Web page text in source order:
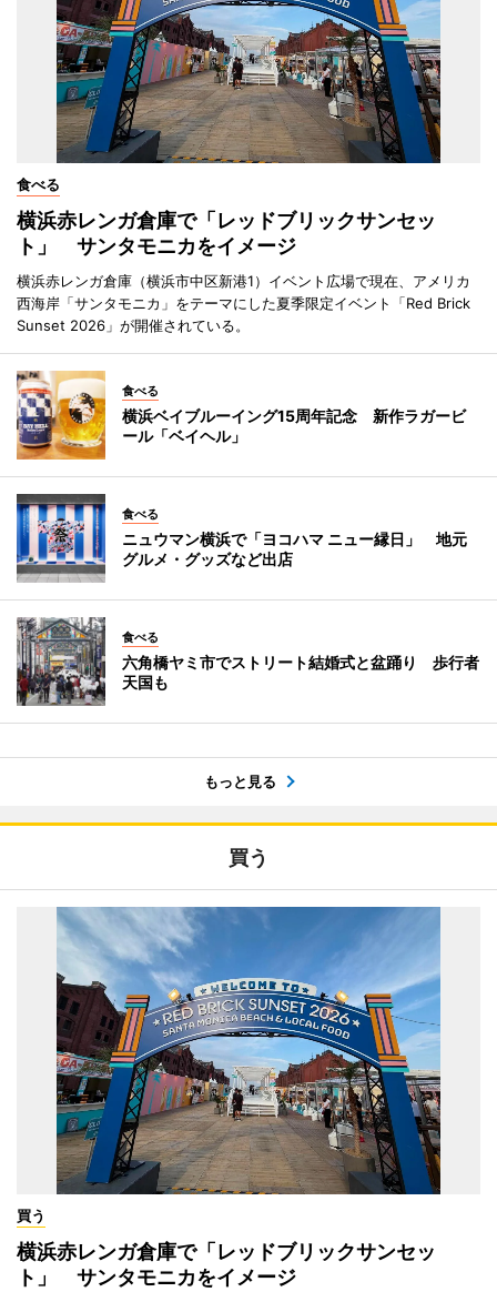
食べる
横浜赤レンガ倉庫で「レッドブリックサンセッ
ト」 サンタモニカをイメージ
横浜赤レンガ倉庫（横浜市中区新港1）イベント広場で現在、アメリカ
西海岸「サンタモニカ」をテーマにした夏季限定イベント「Red Brick
Sunset 2026」が開催されている。
食べる
横浜ベイブルーイング15周年記念 新作ラガービ
ール「ベイヘル」
食べる
ニュウマン横浜で「ヨコハマ ニュー縁日」 地元
グルメ・グッズなど出店
食べる
六角橋ヤミ市でストリート結婚式と盆踊り 歩行者
天国も
もっと見る
買う
買う
横浜赤レンガ倉庫で「レッドブリックサンセッ
ト」 サンタモニカをイメージ